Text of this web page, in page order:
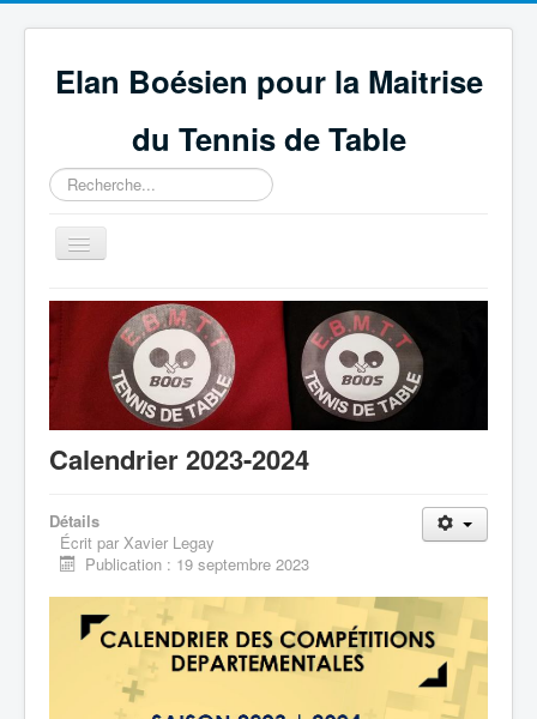
Elan Boésien pour la Maitrise
du Tennis de Table
Rechercher
Basculer
la
Accueil
Association
Compétitions
GEPNETT
Partenaires
Liens
Evènements
Archives
Calendrier 2023-2024
Détails
Écrit par Xavier Legay
Publication : 19 septembre 2023